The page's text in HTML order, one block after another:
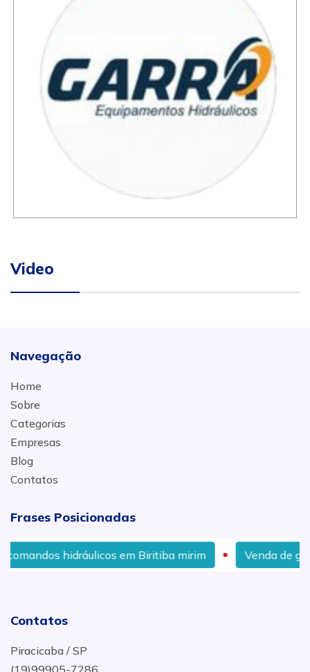
Video
Navegação
Home
Sobre
Categorias
Empresas
Blog
Contatos
Frases Posicionadas
em Biritiba mirim Venda de garra sucateira
Contatos
Piracicaba / SP
(19)99905-7286